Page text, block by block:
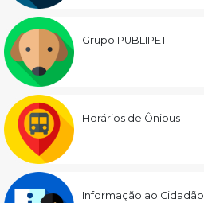
Grupo PUBLIPET
Horários de Ônibus
Informação ao Cidadão